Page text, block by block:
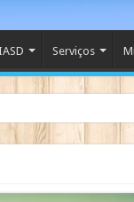
Serviços